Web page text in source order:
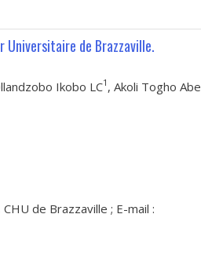
de Brazzaville.
Ikobo LC1 , Akoli Togho
de Brazzaville ; E-mail :